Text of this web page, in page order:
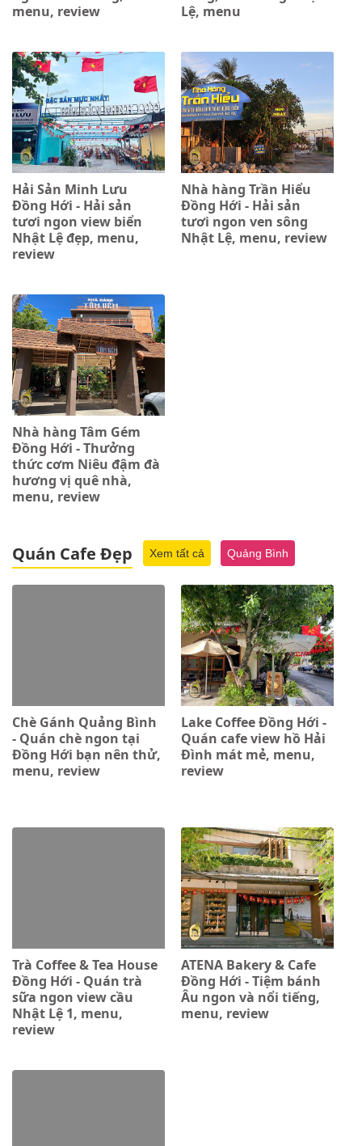
menu, review
Lệ, menu
Hải Sản Minh Lưu
Đồng Hới - Hải sản
tươi ngon view biển
Nhật Lệ đẹp, menu,
review
Nhà hàng Trần Hiểu
Đồng Hới - Hải sản
tươi ngon ven sông
Nhật Lệ, menu, review
Nhà hàng Tâm Gém
Đồng Hới - Thưởng
thức cơm Niêu đậm đà
hương vị quê nhà,
menu, review
Quán Cafe Đẹp Xem tất cả Quảng Bình
Chè Gánh Quảng Bình
- Quán chè ngon tại
Đồng Hới bạn nên thử,
menu, review
Lake Coffee Đồng Hới -
Quán cafe view hồ Hải
Đình mát mẻ, menu,
review
Trà Coffee & Tea House
Đồng Hới - Quán trà
sữa ngon view cầu
Nhật Lệ 1, menu,
review
ATENA Bakery & Cafe
Đồng Hới - Tiệm bánh
Âu ngon và nổi tiếng,
menu, review